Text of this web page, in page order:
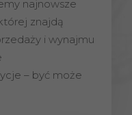
najnowsze
znajdą
i wynajmu
– być może